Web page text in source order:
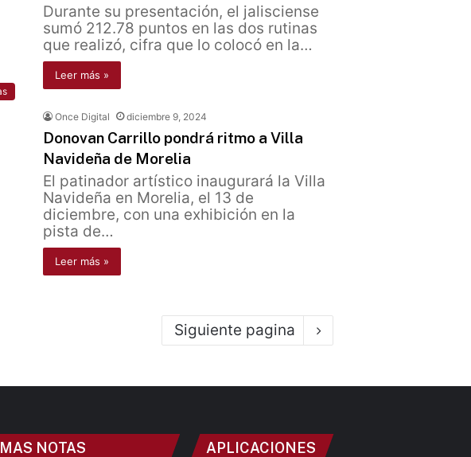
Durante su presentación, el jalisciense
sumó 212.78 puntos en las dos rutinas
que realizó, cifra que lo colocó en la…
Leer más »
Once Digital diciembre 9, 2024
Donovan Carrillo pondrá ritmo a Villa
Navideña de Morelia
El patinador artístico inaugurará la Villa
Navideña en Morelia, el 13 de
diciembre, con una exhibición en la
pista de…
Leer más »
Siguiente pagina
NOTAS
APLICACIONES